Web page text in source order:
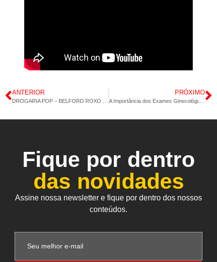
ANTERIOR PRÓXIMO
A Importância dos Exames Ginecológicos de Rotina: Cuide da Sua Saúde Feminina
Fique por dentro
das novidades
Assine nossa newsletter e fique por dentro dos nossos
conteúdos.